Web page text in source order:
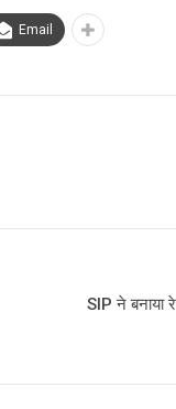
Email
SIP ने बनाया